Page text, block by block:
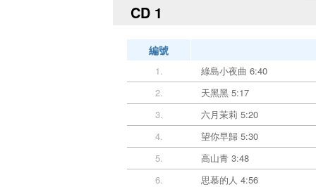
CD 1
編號
1.
綠島小夜曲 6:40
2.
天黑黑 5:17
3.
六月茉莉 5:20
4.
望你早歸 5:30
5.
高山青 3:48
6.
思慕的人 4:56